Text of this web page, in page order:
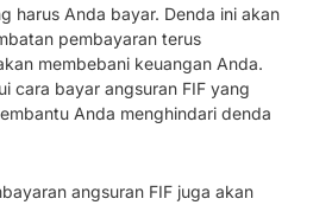
harus Anda bayar. Denda ini akan
pembayaran terus
membebani keuangan Anda.
cara bayar angsuran FIF yang
Anda menghindari denda
angsuran FIF juga akan